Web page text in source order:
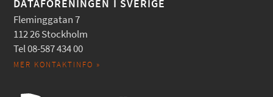
DATAFÖRENINGEN I SVERIGE
Fleminggatan 7
112 26 Stockholm
Tel 08-587 434 00
MER KONTAKTINFO »